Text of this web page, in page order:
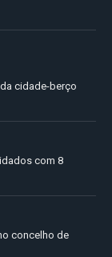
cidade-berço
com 8
concelho de